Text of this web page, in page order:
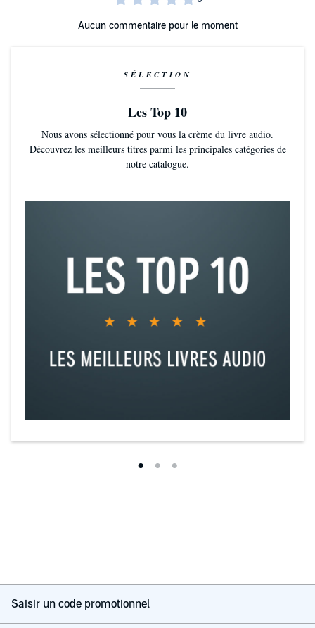
Aucun commentaire pour le moment
SÉLECTION
Les Top 10
Nous avons sélectionné pour vous la crème du livre audio.
Découvrez les meilleurs titres parmi les principales catégories de
notre catalogue.
Saisir un code promotionnel